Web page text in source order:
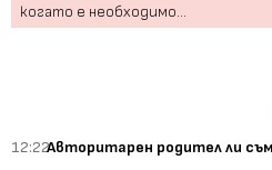
когато е необходимо...
12:22Авторитарен родител ли